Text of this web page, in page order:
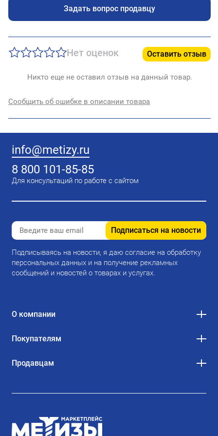
Задать вопрос продавцу
Нет оценок Оставить отзыв
Никто еще не оставил отзыв на данный товар.
Сообщить об ошибке в описании товара
info@metizy.ru
8 800 101-85-85
Для консультаций по работе с сайтом
Подписаться на новости
Подписываясь на новости, я даю согласие на обработку
персональных данных и на получение рекламных
сообщений и новостей о товарах и услугах.
О компании
Покупателям
Продавцам